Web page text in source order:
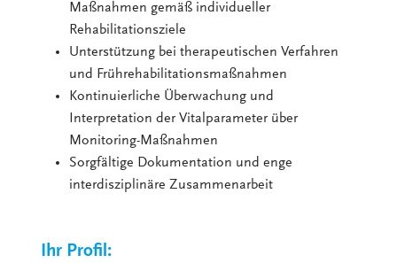
Maßnahmen gemäß individueller
Rehabilitationsziele
Unterstützung bei therapeutischen Verfahren
und Frührehabilitationsmaßnahmen
Kontinuierliche Überwachung und
Interpretation der Vitalparameter über
Monitoring-Maßnahmen
Sorgfältige Dokumentation und enge
interdisziplinäre Zusammenarbeit
Ihr Profil: